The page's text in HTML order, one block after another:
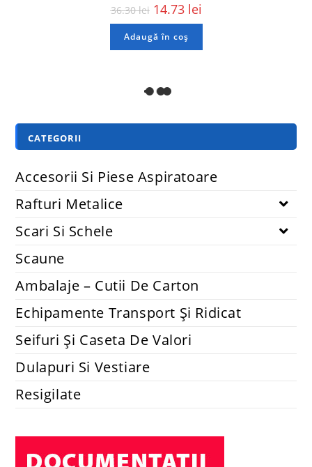
36.30lei 14.73 lei
Adaugă în coș
Set 2 lavete mopuri compatibile cu robot Xiaomi Mi Robot